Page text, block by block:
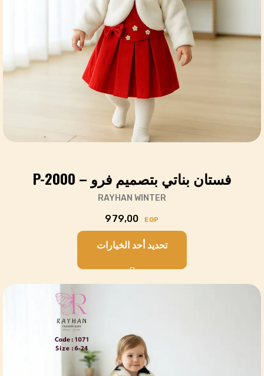
فستان بناتي بتصميم فرو – P-2000
RAYHAN WINTER
979,00 EGP
تحديد أحد الخيارات